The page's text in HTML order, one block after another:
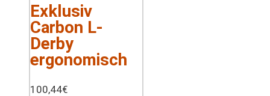
Exklusiv
Carbon L-
Derby
ergonomisch
100,44€